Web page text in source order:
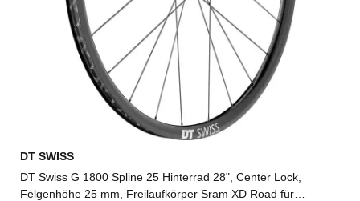
DT SWISS
DT Swiss G 1800 Spline 25 Hinterrad 28", Center Lock,
Felgenhöhe 25 mm, Freilaufkörper Sram XD Road für